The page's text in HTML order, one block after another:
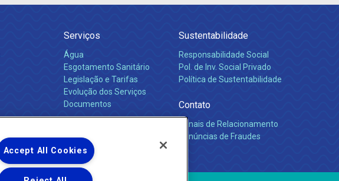
Serviços
Água
Esgotamento Sanitário
Legislação e Tarifas
Evolução dos Serviços
Documentos
Sustentabilidade
Responsabilidade Social
Pol. de Inv. Social Privado
Política de Sustentabilidade
Contato
Canais de Relacionamento
Denúncias de Fraudes
Accept All Cookies